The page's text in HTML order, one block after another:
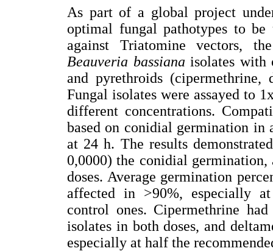
As part of a global project
optimal fungal pathotypes to be
against Triatomine vectors,
Beauveria bassiana isolates with
and pyrethroids (cipermethrine,
Fungal isolates were assayed to
different concentrations.
based on conidial germination in
at 24 h. The results
0,0000) the conidial
doses. Average germination
affected in >90%, especially
control ones. Cipermethrine
isolates in both doses, and
especially at half the